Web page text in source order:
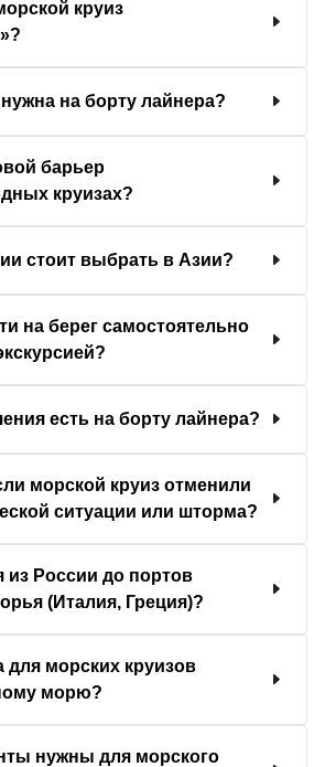
круиз
на борту лайнера?
барьер
круизах?
стоит выбрать в Азии?
на берег самостоятельно
есть на борту лайнера?
морской круиз отменили
ситуации или шторма?
из России до портов
(Италия, Греция)?
для морских круизов
морю?
нужны для морского